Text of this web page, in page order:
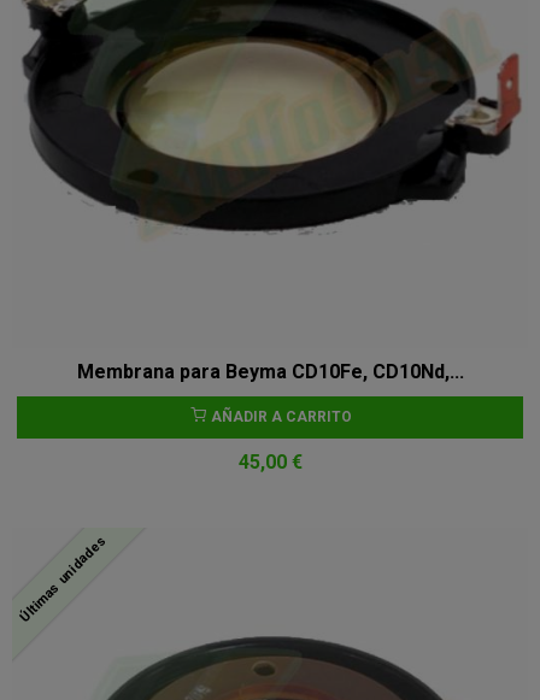
Membrana para Beyma CD10Fe, CD10Nd,...
AÑADIR A CARRITO
45,00 €
Últimas unidades